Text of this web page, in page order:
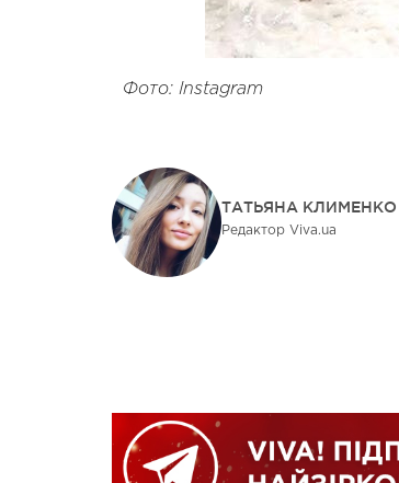
Фото: Instagram
ТАТЬЯНА КЛИМЕНКО
Редактор Viva.ua